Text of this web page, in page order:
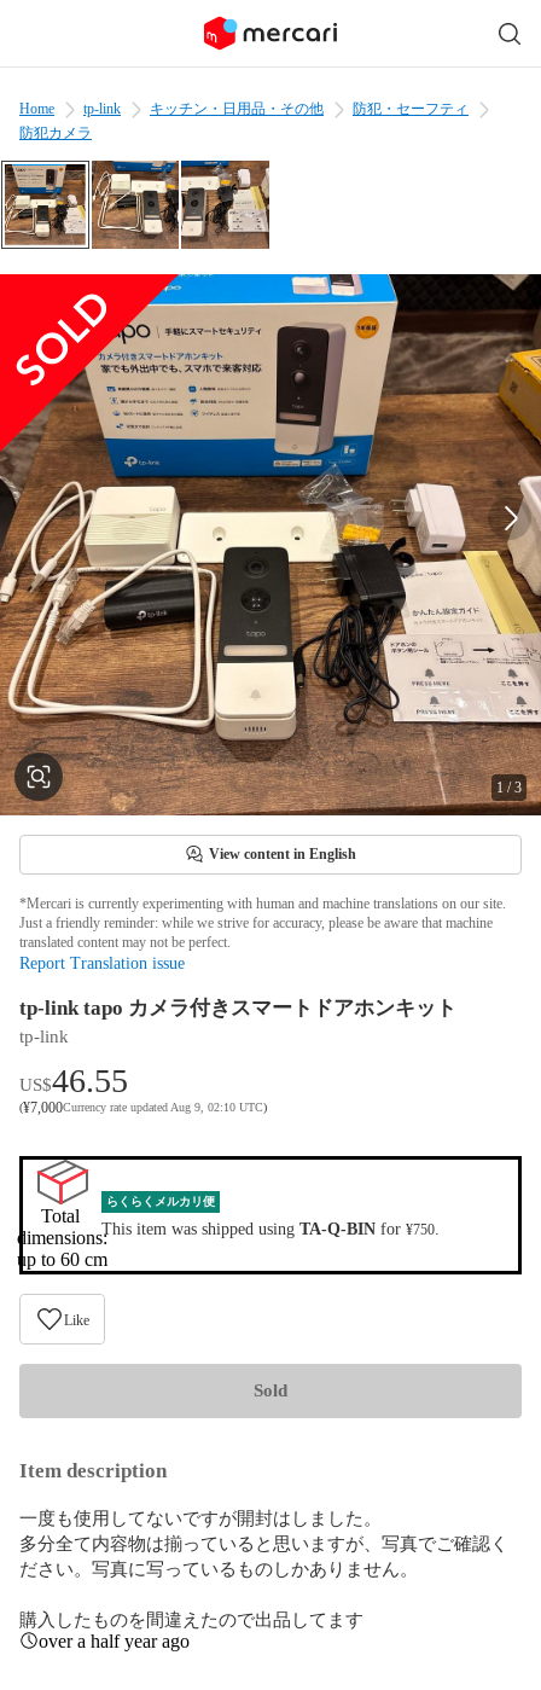
Home tp-link キッチン・日用品・その他
防犯・セーフティ
防犯カメラ
1 /3
View content in English
*Mercari is currently experimenting with human and machine translations on our site.
Just a friendly reminder: while we strive for accuracy, please be aware that machine
translated content may not be perfect.
Report Translation issue
tp-link tapo カメラ付きスマートドアホンキット
tp-link
US$46.55
(¥7,000Currency rate updated Aug 9, 02:10 UTC)
Total
dimensions:
up to 60 cm
らくらくメルカリ便
This item was shipped using TA-Q-BIN for ¥750.
Like
Sold
Item description
一度も使用してないですが開封はしました。
多分全て内容物は揃っていると思いますが、写真でご確認く
ださい。写真に写っているものしかありません。
購入したものを間違えたので出品してます
over a half year ago